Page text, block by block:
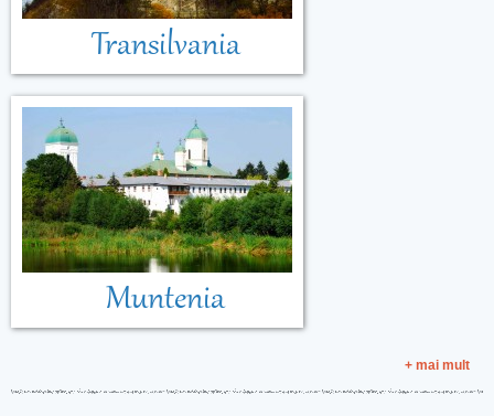
Transilvania
Muntenia
+ mai mult